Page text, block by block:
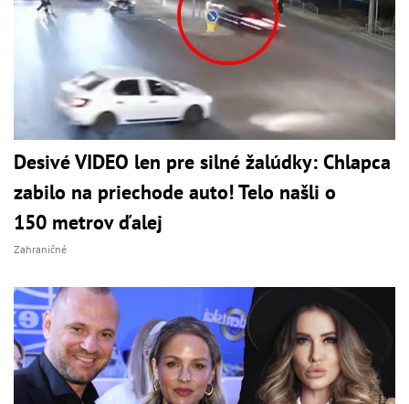
Desivé VIDEO len pre silné žalúdky: Chlapca
zabilo na priechode auto! Telo našli o
150 metrov ďalej
Zahraničné